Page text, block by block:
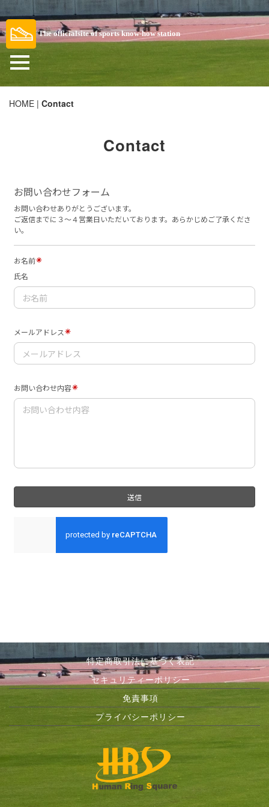
The officialsite of sports know-how station
HOME | Contact
Contact
特定商取引法に基づく表記
セキュリティーポリシー
免責事項
プライバシーポリシー